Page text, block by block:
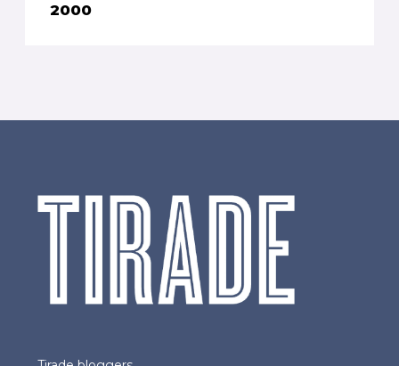
2000